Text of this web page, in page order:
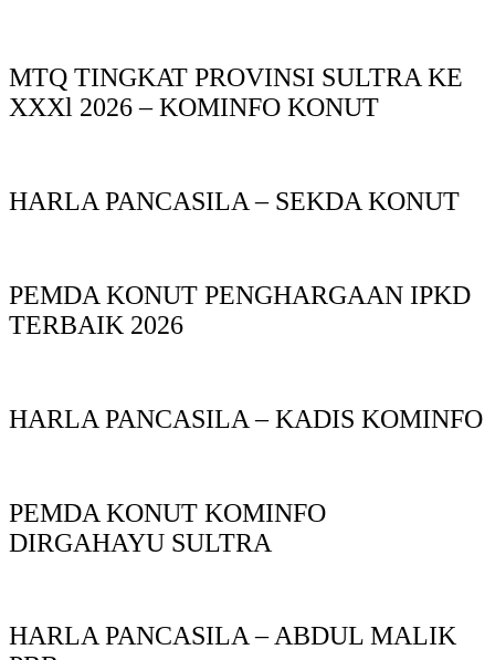
MTQ TINGKAT PROVINSI SULTRA KE
XXXl 2026 – KOMINFO KONUT
HARLA PANCASILA – SEKDA KONUT
PEMDA KONUT PENGHARGAAN IPKD
TERBAIK 2026
HARLA PANCASILA – KADIS KOMINFO
PEMDA KONUT KOMINFO
DIRGAHAYU SULTRA
HARLA PANCASILA – ABDUL MALIK